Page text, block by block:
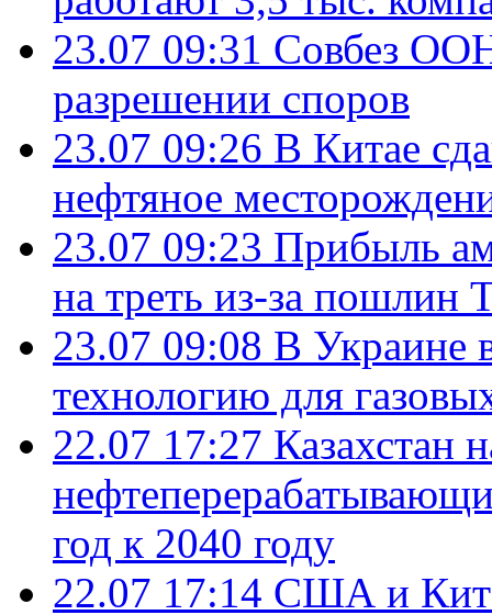
23.07 09:31 Совбез
разрешении споров
23.07 09:26 В Китае
нефтяное
23.07 09:23 Прибыль
на треть из-за пошлин
23.07 09:08 В Украине
технологию для
22.07 17:27 Казахстан
год к 2040 году
22.07 17:14 США и